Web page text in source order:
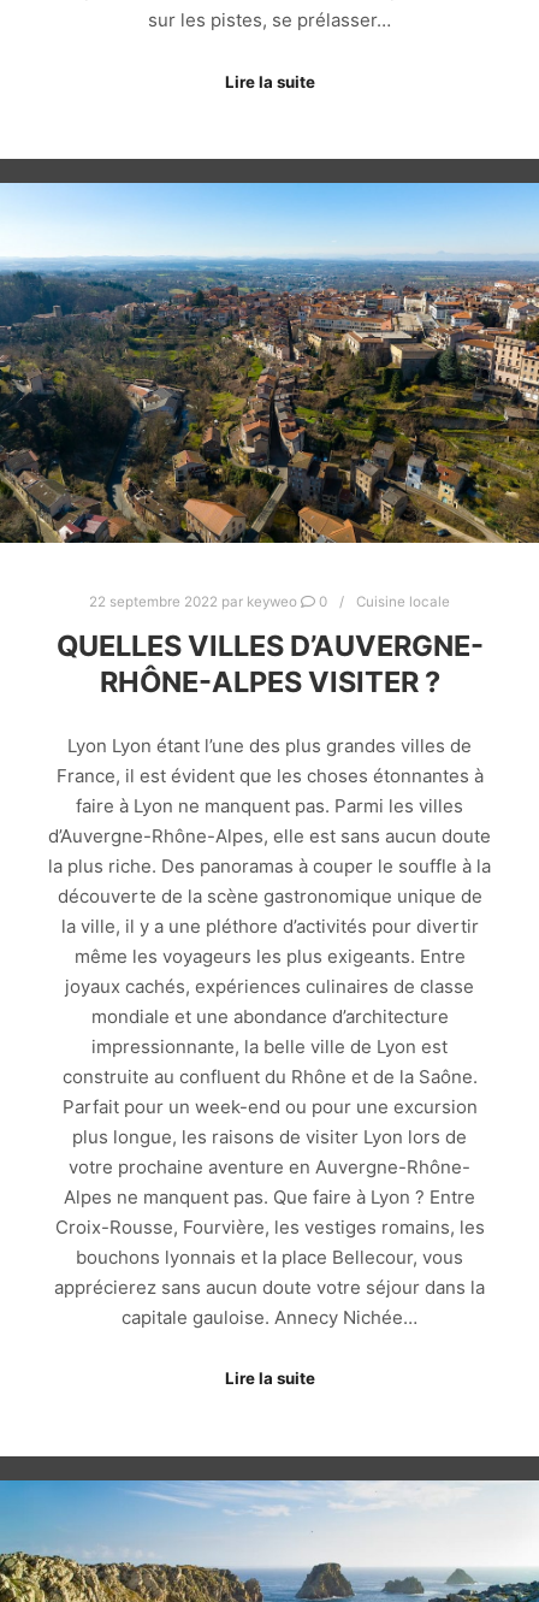
sur les pistes, se prélasser…
Lire la suite
22 septembre 2022 par keyweo 0 Cuisine locale
QUELLES VILLES D’AUVERGNE-
RHÔNE-ALPES VISITER ?
Lyon Lyon étant l’une des plus grandes villes de
France, il est évident que les choses étonnantes à
faire à Lyon ne manquent pas. Parmi les villes
d’Auvergne-Rhône-Alpes, elle est sans aucun doute
la plus riche. Des panoramas à couper le souffle à la
découverte de la scène gastronomique unique de
la ville, il y a une pléthore d’activités pour divertir
même les voyageurs les plus exigeants. Entre
joyaux cachés, expériences culinaires de classe
mondiale et une abondance d’architecture
impressionnante, la belle ville de Lyon est
construite au confluent du Rhône et de la Saône.
Parfait pour un week-end ou pour une excursion
plus longue, les raisons de visiter Lyon lors de
votre prochaine aventure en Auvergne-Rhône-
Alpes ne manquent pas. Que faire à Lyon ? Entre
Croix-Rousse, Fourvière, les vestiges romains, les
bouchons lyonnais et la place Bellecour, vous
apprécierez sans aucun doute votre séjour dans la
capitale gauloise. Annecy Nichée…
Lire la suite